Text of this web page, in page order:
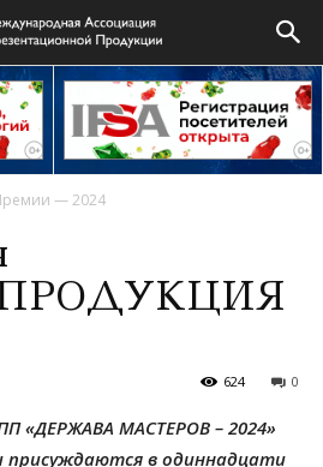
— 2024
0
624
«ДЕРЖАВА МАСТЕРОВ – 2024»
присуждаются в одиннадцати